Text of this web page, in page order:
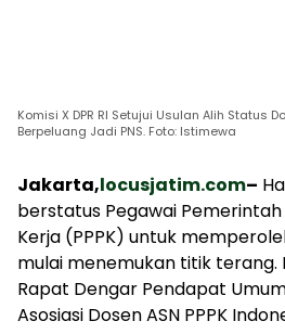
Komisi X DPR RI Setujui Usulan Alih Status
Berpeluang Jadi PNS. Foto: Istimewa
Jakarta,locusjatim.com–
berstatus Pegawai
Kerja (PPPK) untuk
mulai menemukan titik terang.
Rapat Dengar Pendapat
Asosiasi Dosen ASN PPPK